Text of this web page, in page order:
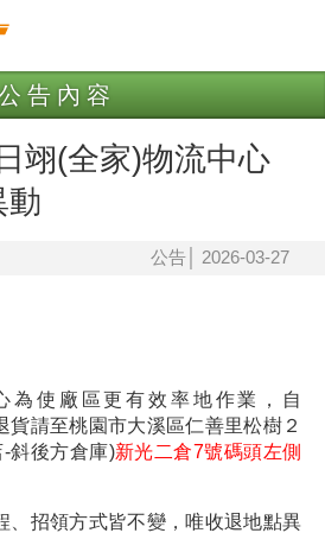
告內容
翊(全家)物流中心
動
公告 2026-03-27
為使廠區更有效率地作業，自
貨請至桃園市大溪區仁善里松樹２
-斜後方倉庫)新光二倉7號碼頭左側
、招領方式皆不變，唯收退地點異